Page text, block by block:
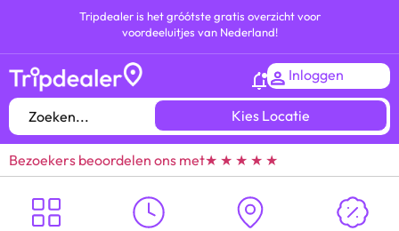
Tripdealer is het gróótste gratis overzicht voor
voordeeluitjes van Nederland!
Inloggen
Kies Locatie
Bezoekers beoordelen ons met★ ★ ★ ★ ★